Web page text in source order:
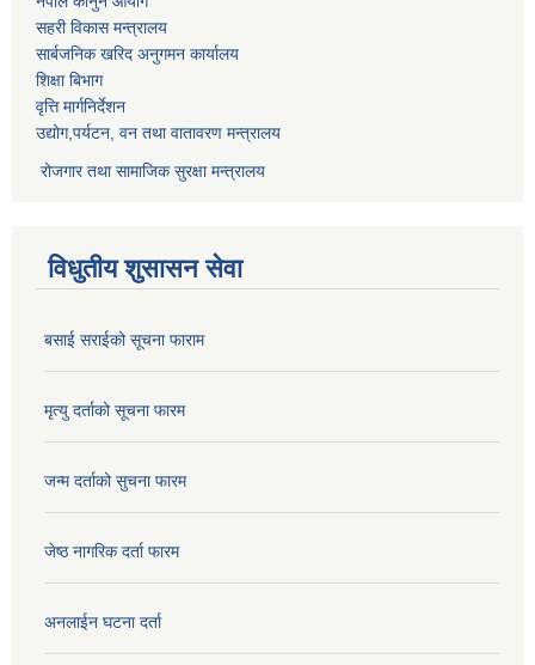
सहरी विकास मन्त्रालय
सार्बजनिक खरिद अनुगमन कार्यालय
शिक्षा बिभाग
वृत्ति मार्गनिर्देशन
उद्योग,पर्यटन, वन तथा वातावरण मन्त्रालय
रोजगार तथा सामाजिक सुरक्षा मन्त्रालय
विधुतीय शुसासन सेवा
बसाई सराईको सूचना फाराम
मृत्यु दर्ताको सूचना फारम
जन्म दर्ताको सुचना फारम
जेष्ठ नागरिक दर्ता फारम
अनलाईन घटना दर्ता